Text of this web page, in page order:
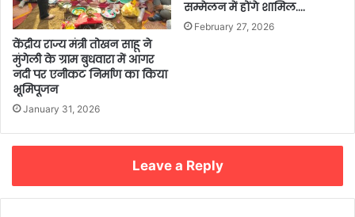
केंद्रीय राज्य मंत्री तोखन साहू ने
मुंगेली के ग्राम बुधवारा में आगर
नदी पर एनीकट निर्माण का किया
भूमिपूजन
January 31, 2026
सम्मेलन में होंगे शामिल….
February 27, 2026
Leave a Reply